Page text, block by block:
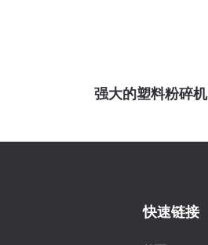
强大的塑料粉碎机
快速链接